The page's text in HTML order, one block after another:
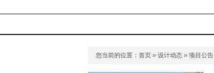
您当前的位置： 首页 » 设计动态 » 项目公告